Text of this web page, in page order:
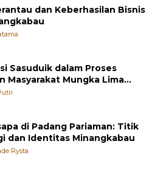
dan Keberhasilan Bisnis
Sasuduik dalam Proses
Masyarakat Mungka Lima
di Padang Pariaman: Titik
dan Identitas Minangkabau
Rysta